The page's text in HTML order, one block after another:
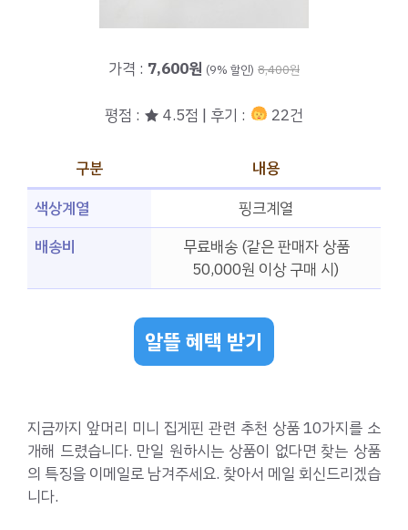
가격 : 7,600원 (9% 할인) 8,400원
평점 : ★ 4.5점 | 후기 : 22건
구분
내용
색상계열
핑크계열
배송비
무료배송 (같은 판매자 상품
50,000원 이상 구매 시)
알뜰 혜택 받기
지금까지 앞머리 미니 집게핀 관련 추천 상품 10가지를 소
개해 드렸습니다. 만일 원하시는 상품이 없다면 찾는 상품
의 특징을 이메일로 남겨주세요. 찾아서 메일 회신드리겠습
니다.